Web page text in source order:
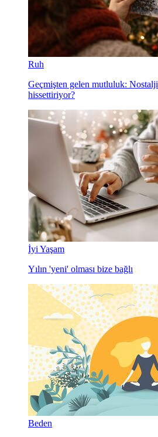
Ruh
Geçmişten gelen mutluluk:
hissettiriyor?
İyi Yaşam
Yılın 'yeni' olması bize bağlı
Beden